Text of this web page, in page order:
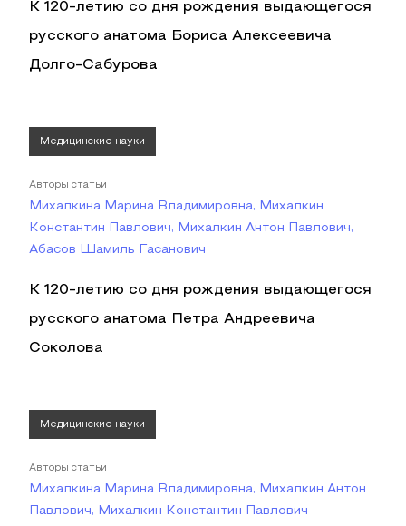
К 120-летию со дня рождения выдающегося
русского анатома Бориса Алексеевича
Долго-Сабурова
Медицинские науки
Авторы статьи
Михалкина Марина Владимировна, Михалкин
Константин Павлович, Михалкин Антон Павлович,
Абасов Шамиль Гасанович
К 120-летию со дня рождения выдающегося
русского анатома Петра Андреевича
Соколова
Медицинские науки
Авторы статьи
Михалкина Марина Владимировна, Михалкин Антон
Павлович, Михалкин Константин Павлович